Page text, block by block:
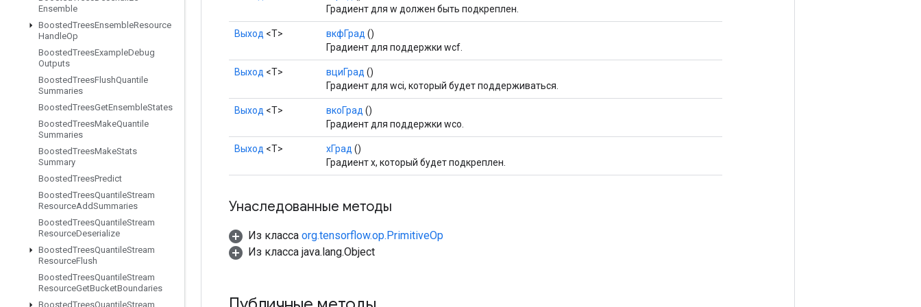
Ensemble
BoostedTreesEnsembleResource
HandleOp
BoostedTreesExampleDebug
Outputs
BoostedTreesFlushQuantile
Summaries
BoostedTreesGetEnsembleStates
BoostedTreesMakeQuantile
Summaries
BoostedTreesMakeStats
Summary
BoostedTreesPredict
BoostedTreesQuantileStream
ResourceAddSummaries
BoostedTreesQuantileStream
ResourceDeserialize
BoostedTreesQuantileStream
ResourceFlush
BoostedTreesQuantileStream
ResourceGetBucketBoundaries
BoostedTreesQuantileStream
Градиент для w должен быть подкреплен.
Выход <Т> вкфГрад ()
Градиент для поддержки wcf.
Выход <Т> вциГрад ()
Градиент для wci, который будет поддерживаться.
Выход <Т> вкоГрад ()
Градиент для поддержки wco.
Выход <Т> хГрад ()
Градиент x, который будет подкреплен.
Унаследованные методы
Из класса org.tensorflow.op.PrimitiveOp
Из класса java.lang.Object